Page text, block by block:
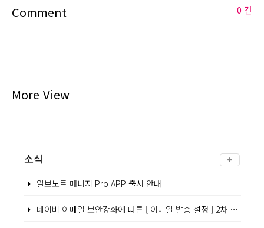
Comment 0 건
More View
소식
일보노트 매니저 Pro APP 출시 안내
네이버 이메일 보안강화에 따른 [ 이메일 발송 설정 ] 2차 인증 - 어플리케이션 비밀번호 발급 방법 안내